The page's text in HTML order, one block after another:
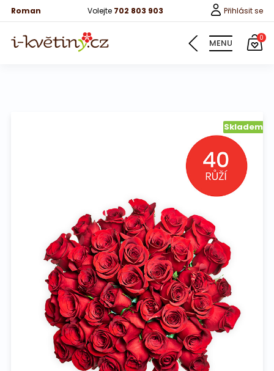
Roman Volejte 702 803 903 Přihlásit se
MENU 0
Bonboniery
Na pohřeb
Skladem